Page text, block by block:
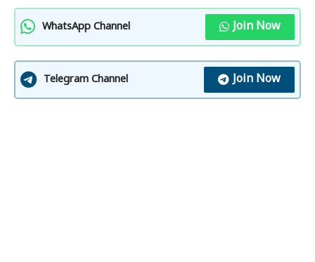
WhatsApp Channel Join Now
Telegram Channel Join Now